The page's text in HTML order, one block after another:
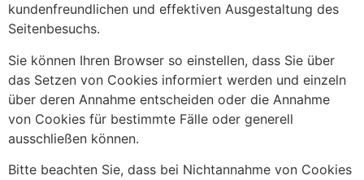
kundenfreundlichen und effektiven Ausgestaltung des
Seitenbesuchs.
Sie können Ihren Browser so einstellen, dass Sie über
das Setzen von Cookies informiert werden und einzeln
über deren Annahme entscheiden oder die Annahme
von Cookies für bestimmte Fälle oder generell
ausschließen können.
Bitte beachten Sie, dass bei Nichtannahme von Cookies